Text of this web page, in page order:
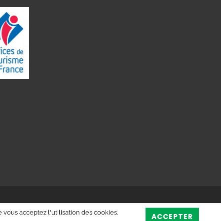
acceptez l'utilisation des cookies.
ACCEPTER